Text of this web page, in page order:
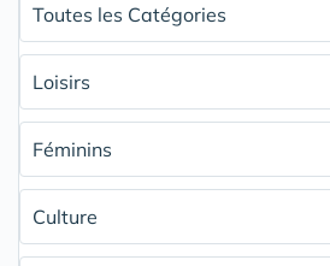
Toutes les Catégories
Loisirs
Féminins
Culture